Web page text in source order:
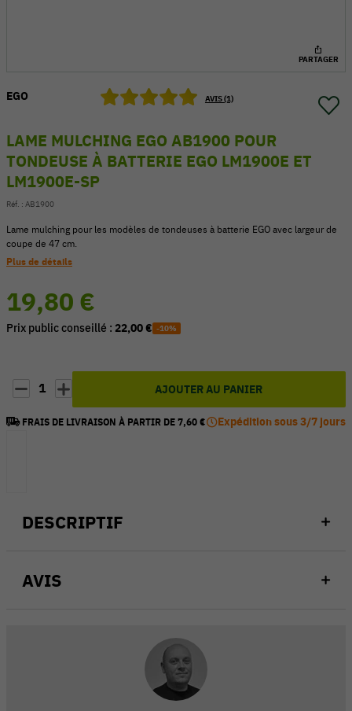
PARTAGER
DESCRIPTIF
AVIS
EGO AVIS (1)
LAME MULCHING EGO AB1900 POUR
TONDEUSE À BATTERIE EGO LM1900E ET
LM1900E-SP
Réf. : AB1900
Lame mulching pour les modèles de tondeuses à batterie EGO avec largeur de
coupe de 47 cm.
Plus de détails
19,80 €
Prix public conseillé : 22,00 € -10%
1 AJOUTER AU PANIER
FRAIS DE LIVRAISON À PARTIR DE 7,60 € Expédition sous 3/7 jours